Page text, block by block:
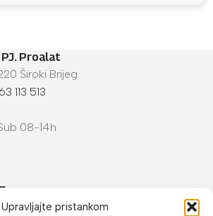
Upravljajte pristankom
Proalat
Široki Brijeg
113 513
08-14h